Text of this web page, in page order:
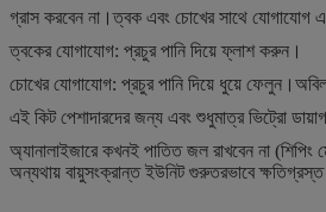
গ্রাস করবেন না।ত্বক এবং চোখের সাথে যোগাযোগ
ত্বকের যোগাযোগ: প্রচুর পানি দিয়ে ফ্লাশ করুন।
চোখের যোগাযোগ: প্রচুর পানি দিয়ে ধুয়ে
এই কিট পেশাদারদের জন্য এবং শুধুমাত্র ভিট্রো
অ্যানালাইজারে কখনই পাতিত জল রাখবেন না (শিপিং
অন্যথায় বায়ুসংক্রান্ত ইউনিট গুরুতরভাবে ক্ষতিগ্রস্ত